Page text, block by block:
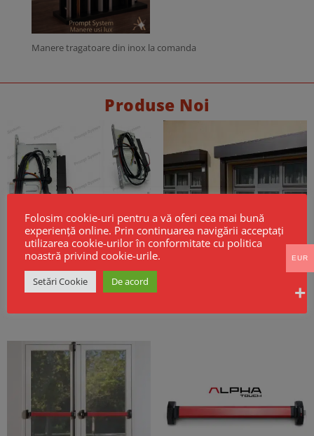
Manere tragatoare din inox la comanda
Produse Noi
Broască electrică CISA Mito Sensor
Fail Safe
Folosim cookie-uri pentru a vă oferi cea mai bună
experiență online. Prin continuarea navigării acceptați
utilizarea cookie-urilor în conformitate cu politica
noastră privind cookie-urile.
Setări Cookie De acord
EUR